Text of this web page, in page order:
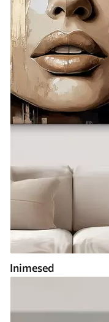
Inimesed